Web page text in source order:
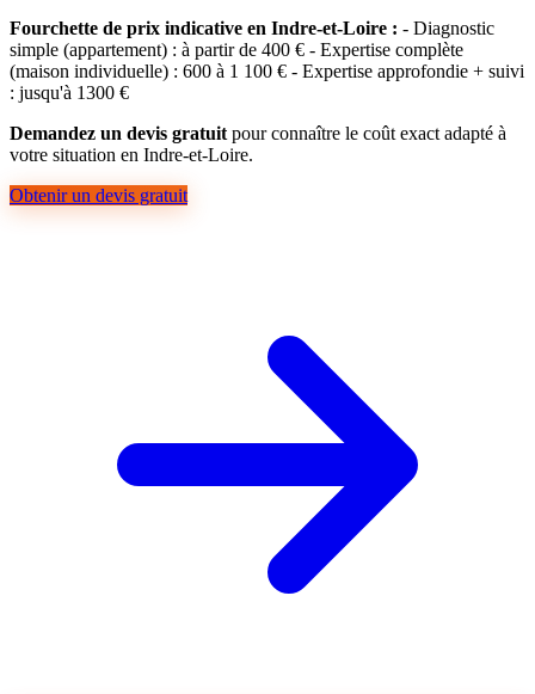
Fourchette de prix indicative en Indre-et-Loire : - Diagnostic
simple (appartement) : à partir de 400 € - Expertise complète
(maison individuelle) : 600 à 1 100 € - Expertise approfondie + suivi
: jusqu'à 1300 €
Demandez un devis gratuit pour connaître le coût exact adapté à
votre situation en Indre-et-Loire.
Obtenir un devis gratuit